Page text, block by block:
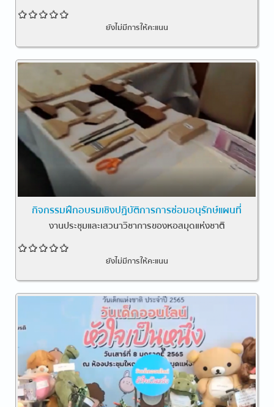
ยังไม่มีการให้คะแนน
กิจกรรมฝึกอบรมเชิงปฏิบัติการการซ่อมอนุรักษ์แผนที่
งานประชุมและเสวนาวิชาการของหอสมุดแห่งชาติ
ยังไม่มีการให้คะแนน